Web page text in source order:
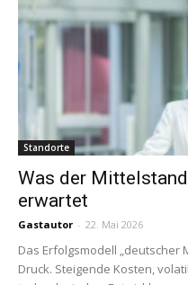
Standorte
Was der
erwartet
Gastautor - 22. Mai 2026
Das Erfolgsmodell
Druck. Steigende Kosten,